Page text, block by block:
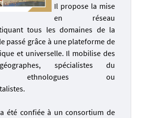
Il propose la mise
en réseau
tous les domaines de la
passé grâce à une plateforme de
et universelle. Il mobilise des
spécialistes du
ethnologues ou
été confiée à un consortium de